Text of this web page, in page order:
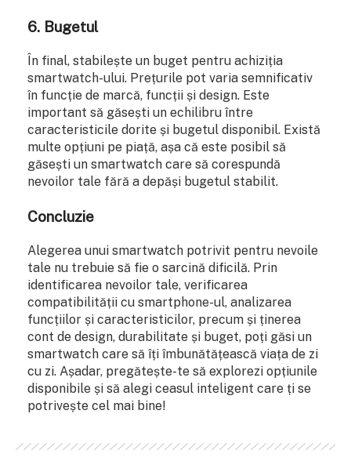
6. Bugetul
În final, stabilește un buget pentru achiziția
smartwatch-ului. Prețurile pot varia semnificativ
în funcție de marcă, funcții și design. Este
important să găsești un echilibru între
caracteristicile dorite și bugetul disponibil. Există
multe opțiuni pe piață, așa că este posibil să
găsești un smartwatch care să corespundă
nevoilor tale fără a depăși bugetul stabilit.
Concluzie
Alegerea unui smartwatch potrivit pentru nevoile
tale nu trebuie să fie o sarcină dificilă. Prin
identificarea nevoilor tale, verificarea
compatibilității cu smartphone-ul, analizarea
funcțiilor și caracteristicilor, precum și ținerea
cont de design, durabilitate și buget, poți găsi un
smartwatch care să îți îmbunătățească viața de zi
cu zi. Așadar, pregătește-te să explorezi opțiunile
disponibile și să alegi ceasul inteligent care ți se
potrivește cel mai bine!